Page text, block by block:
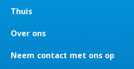
Thuis
Over ons
Neem contact met ons op